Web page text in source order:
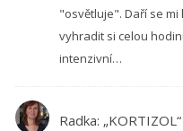
"osvětluje". Daří se mi
vyhradit si celou
intenzivní…
Radka: